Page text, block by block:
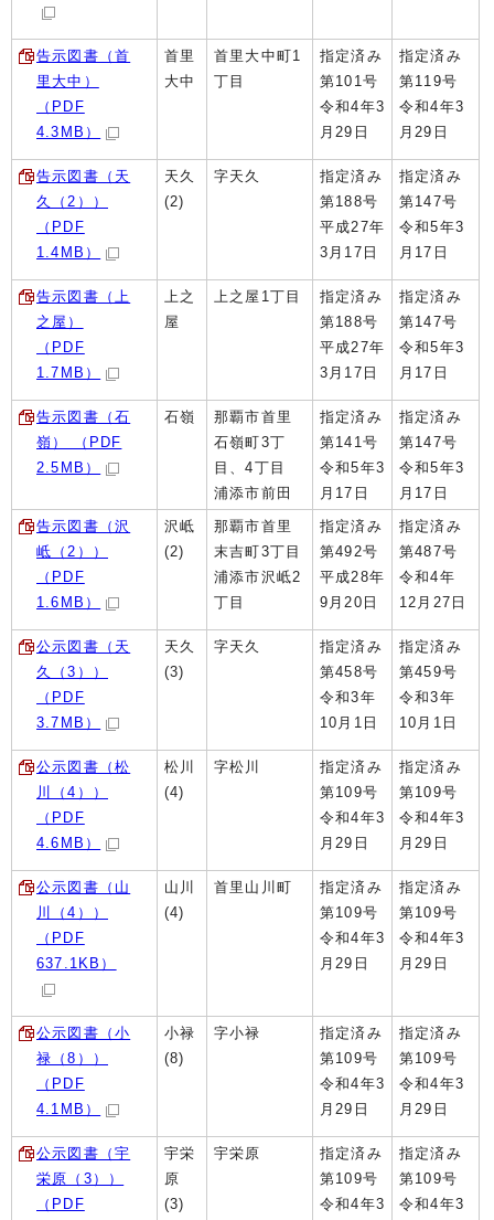
告示図書（首
里大中）
（PDF
4.3MB）
首里
大中
首里大中町1
丁目
指定済み
第101号
令和4年3
月29日
指定済み
第119号
令和4年3
月29日
告示図書（天
久（2））
（PDF
1.4MB）
天久
(2)
字天久
指定済み
第188号
平成27年
3月17日
指定済み
第147号
令和5年3
月17日
告示図書（上
之屋）
（PDF
1.7MB）
上之
屋
上之屋1丁目
指定済み
第188号
平成27年
3月17日
指定済み
第147号
令和5年3
月17日
告示図書（石
嶺） （PDF
2.5MB）
石嶺
那覇市首里
石嶺町3丁
目、4丁目
浦添市前田
指定済み
第141号
令和5年3
月17日
指定済み
第147号
令和5年3
月17日
告示図書（沢
岻（2））
（PDF
1.6MB）
沢岻
(2)
那覇市首里
末吉町3丁目
浦添市沢岻2
丁目
指定済み
第492号
平成28年
9月20日
指定済み
第487号
令和4年
12月27日
公示図書（天
久（3））
（PDF
3.7MB）
天久
(3)
字天久
指定済み
第458号
令和3年
10月1日
指定済み
第459号
令和3年
10月1日
公示図書（松
川（4））
（PDF
4.6MB）
松川
(4)
字松川
指定済み
第109号
令和4年3
月29日
指定済み
第109号
令和4年3
月29日
公示図書（山
川（4））
（PDF
637.1KB）
山川
(4)
首里山川町
指定済み
第109号
令和4年3
月29日
指定済み
第109号
令和4年3
月29日
公示図書（小
禄（8））
（PDF
4.1MB）
小禄
(8)
字小禄
指定済み
第109号
令和4年3
月29日
指定済み
第109号
令和4年3
月29日
公示図書（宇
栄原（3））
（PDF
宇栄
原
(3)
宇栄原
指定済み
第109号
令和4年3
指定済み
第109号
令和4年3